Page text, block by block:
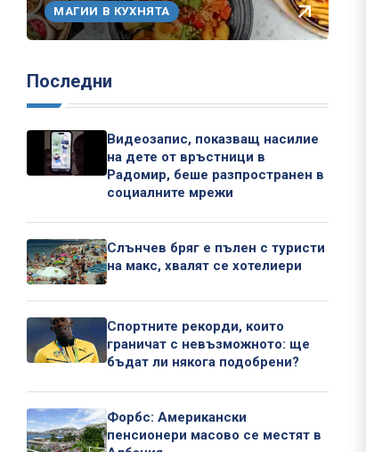
МАГИИ В КУХНЯТА
Последни
Видеозапис, показващ насилие
на дете от връстници в
Радомир, беше разпространен в
социалните мрежи
Слънчев бряг е пълен с туристи
на макс, хвалят се хотелиери
Спортните рекорди, които
граничат с невъзможното: ще
бъдат ли някога подобрени?
Форбс: Американски
пенсионери масово се местят в